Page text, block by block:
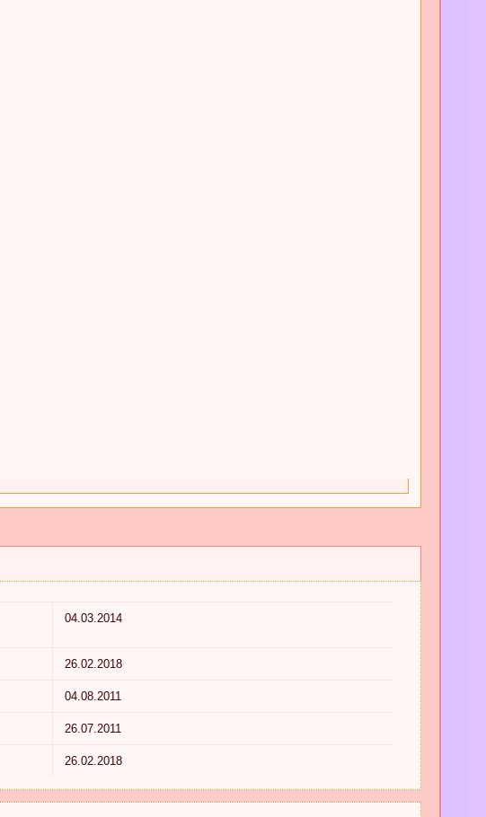
04.03.2014
26.02.2018
04.08.2011
26.07.2011
26.02.2018